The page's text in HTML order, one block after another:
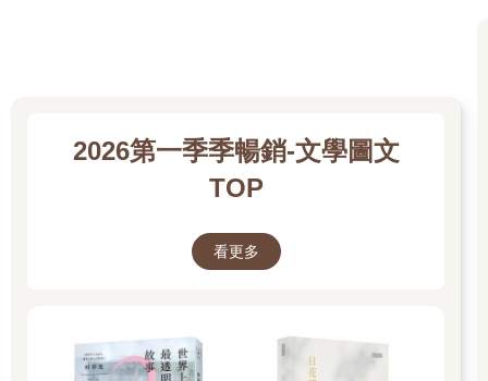
故事或學問裝進腦中的話，或許光靠圖書館就夠了。可是，即使
閱，或放在包包裡隨身攜帶，想什麼時候看就什麼時候看……希
望她也能理解這種喜悅。更何況，我總覺得，這麼做還能創造新
我只是想讓這家店維持哥哥還在時的原樣。除了這分感傷與責任
感，內心還有種無論如何都不想改變這家書店的心情。但我自己
2026第一季季暢銷-文學圖文
TOP
看更多